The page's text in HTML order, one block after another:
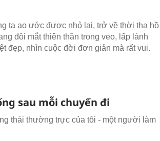
ta ao ước được nhỏ lại, trở về thời tha hồ
đôi mắt thiên thần trong veo, lấp lánh
đẹp, nhìn cuộc đời đơn giản mà rất vui.
sau mỗi chuyến đi
thái thường trực của tôi - một người làm